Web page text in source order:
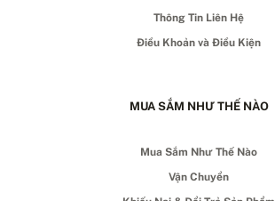
Thông Tin Liên Hệ
Điều Khoản và Điều Kiện
MUA SẮM NHƯ THẾ NÀO
Mua Sắm Như Thế Nào
Vận Chuyển